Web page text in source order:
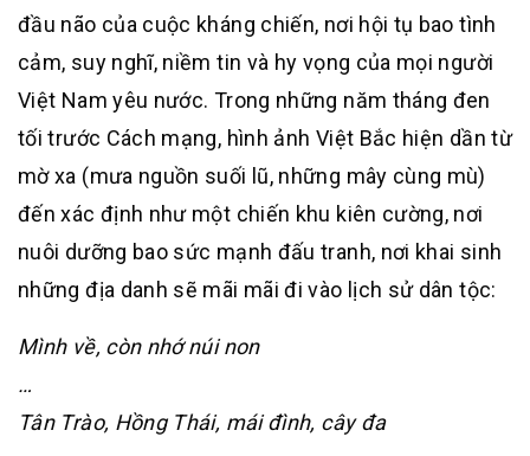
đầu não của cuộc kháng chiến, nơi hội tụ bao tình
cảm, suy nghĩ, niềm tin và hy vọng của mọi người
Việt Nam yêu nước. Trong những năm tháng đen
tối trước Cách mạng, hình ảnh Việt Bắc hiện dần từ
mờ xa (mưa nguồn suối lũ, những mây cùng mù)
đến xác định như một chiến khu kiên cường, nơi
nuôi dưỡng bao sức mạnh đấu tranh, nơi khai sinh
những địa danh sẽ mãi mãi đi vào lịch sử dân tộc:
Mình về, còn nhớ núi non
…
Tân Trào, Hồng Thái, mái đình, cây đa